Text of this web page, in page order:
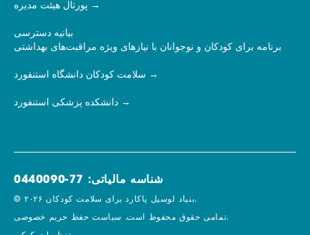
پورتال هیئت مدیره
بیانیه دسترسی
برنامه برای کودکان و نوجوانان با نیازهای ویژه مراقبت‌های بهداشتی
سلامت کودکان دانشگاه استنفورد
دانشکده پزشکی استنفورد
شناسه مالیاتی: 77-0440090
© ۲۰۲۶ بنیاد لوسیل پاکارد برای سلامت کودکان.
تمامی حقوق محفوظ است.سیاست حفظ حریم خصوصی.